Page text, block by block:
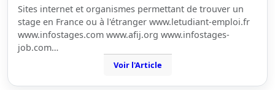
Sites internet et organismes permettant de trouver un
stage en France ou à l'étranger www.letudiant-emploi.fr
www.infostages.com www.afij.org www.infostages-
job.com…
Voir l'Article